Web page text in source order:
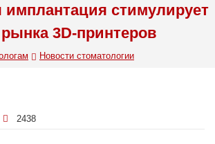
имплантация стимулирует
3D-принтеров
Новости стоматологии
2438